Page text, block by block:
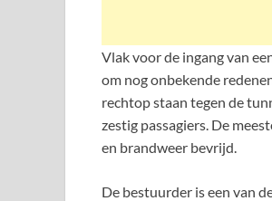
Vlak voor de ingang van
om nog onbekende
rechtop staan tegen de
zestig passagiers. De
en brandweer bevrijd.
De bestuurder is een van